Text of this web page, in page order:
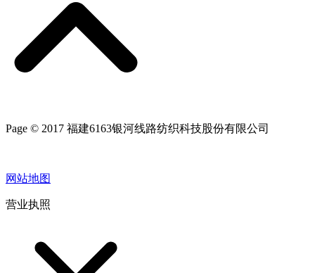
Page © 2017 福建6163银河线路纺织科技股份有限公司
网站地图
营业执照